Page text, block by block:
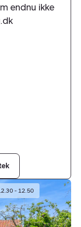
endnu ikke
- 12.50